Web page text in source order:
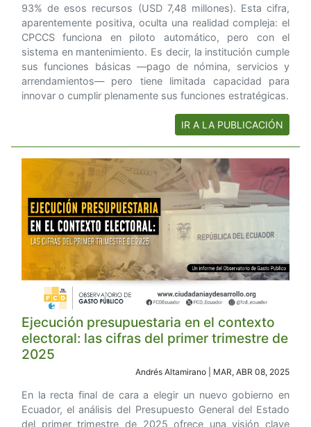
93% de esos recursos (USD 7,48 millones). Esta cifra,
aparentemente positiva, oculta una realidad compleja: el
CPCCS funciona en piloto automático, pero con el
sistema en mantenimiento. Es decir, la institución cumple
sus funciones básicas —pago de nómina, servicios y
arrendamientos— pero tiene limitada capacidad para
innovar o cumplir plenamente sus funciones estratégicas.
IR A LA PUBLICACIÓN
Ejecución presupuestaria en el contexto
electoral: las cifras del primer trimestre de
2025
Andrés Altamirano | MAR, ABR 08, 2025
En la recta final de cara a elegir un nuevo gobierno en
Ecuador, el análisis del Presupuesto General del Estado
del primer trimestre de 2025 ofrece una visión clave